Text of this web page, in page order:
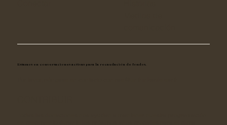
Estamos en conversaciones activas para la recaudación de fondos.